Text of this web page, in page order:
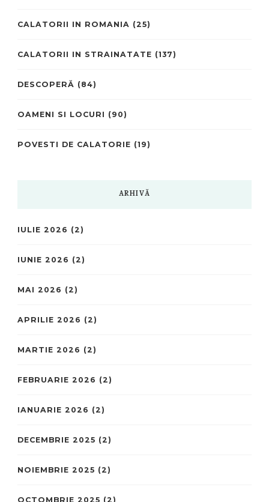
CALATORII IN ROMANIA (25)
CALATORII IN STRAINATATE (137)
DESCOPERĂ (84)
OAMENI SI LOCURI (90)
POVESTI DE CALATORIE (19)
ARHIVĂ
IULIE 2026 (2)
IUNIE 2026 (2)
MAI 2026 (2)
APRILIE 2026 (2)
MARTIE 2026 (2)
FEBRUARIE 2026 (2)
IANUARIE 2026 (2)
DECEMBRIE 2025 (2)
NOIEMBRIE 2025 (2)
OCTOMBRIE 2025 (2)